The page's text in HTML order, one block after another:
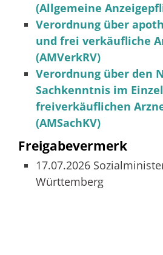
(Allgemeine
Verordnung über
und frei verkäufliche
(AMVerkRV)
Verordnung über den
Sachkenntnis im
freiverkäuflichen
(AMSachKV)
Freigabevermerk
17.07.2026
Württemberg